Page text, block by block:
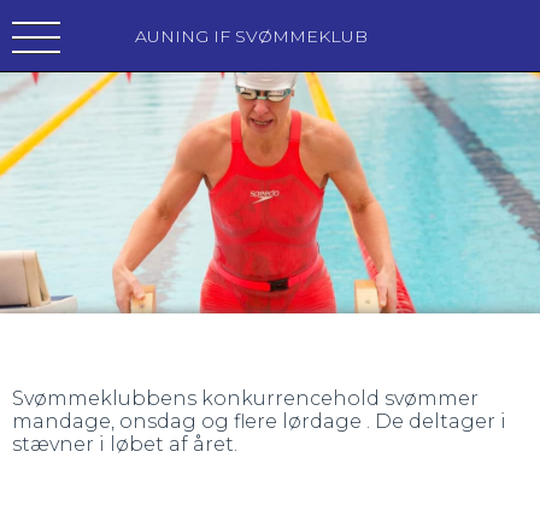
AUNING IF SVØMMEKLUB
Svømmeklubbens konkurrencehold svømmer
mandage, onsdag og flere lørdage . De deltager i
stævner i løbet af året.